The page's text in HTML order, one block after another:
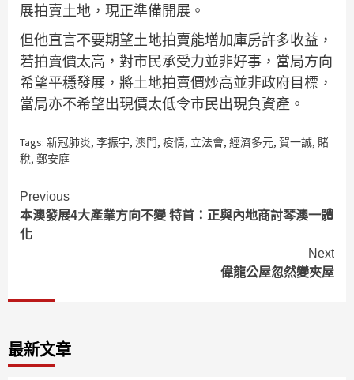
展拍賣土地，現正準備開展。
但他直言不要期望土地拍賣能增加庫房許多收益，
若拍賣價太高，對市民承受力並非好事，當局方向
希望平穩發展，將土地拍賣價炒高並非政府目標，
當局亦不希望出現價太低令市民出現負資產。
Tags: 新冠肺炎, 李振宇, 澳門, 疫情, 立法會, 經濟多元, 賀一誠, 賭
稅, 鄭安庭
Continue
Reading
Previous
本澳發展4大產業方向不變 特首：正與內地商討琴澳一體
化
Next
偉龍公屋忽然變夾屋
最新文章